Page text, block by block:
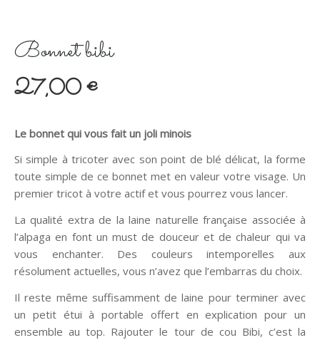
Bonnet bibi
27,00€
Le bonnet qui vous fait un joli minois
Si simple à tricoter avec son point de blé délicat, la forme
toute simple de ce bonnet met en valeur votre visage. Un
premier tricot à votre actif et vous pourrez vous lancer.
La qualité extra de la laine naturelle française associée à
l’alpaga en font un must de douceur et de chaleur qui va
vous enchanter. Des couleurs intemporelles aux
résolument actuelles, vous n’avez que l’embarras du choix.
Il reste même suffisamment de laine pour terminer avec
un petit étui à portable offert en explication pour un
ensemble au top. Rajouter le tour de cou Bibi, c’est la